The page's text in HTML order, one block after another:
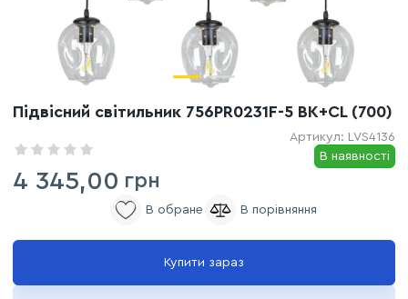
Підвісний світильник 756PR0231F-5 BK+CL (700)
Артикул: LVS4136
В наявності
4 345,00 грн
Купити зараз